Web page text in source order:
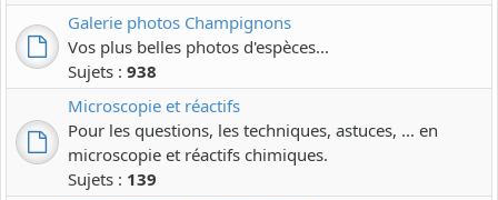
Galerie photos Champignons
Vos plus belles photos d'espèces...
Sujets : 938
Microscopie et réactifs
Pour les questions, les techniques, astuces, ... en
microscopie et réactifs chimiques.
Sujets : 139